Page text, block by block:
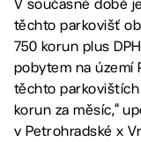
V současné době
těchto parkovišť
750 korun plus
pobytem na území
těchto
korun za měsíc,“
v Petrohradské x